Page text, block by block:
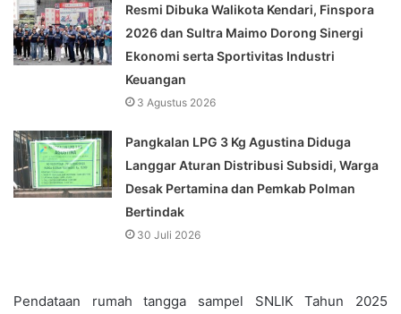
Resmi Dibuka Walikota Kendari, Finspora
2026 dan Sultra Maimo Dorong Sinergi
Ekonomi serta Sportivitas Industri
Keuangan
3 Agustus 2026
Pangkalan LPG 3 Kg Agustina Diduga
Langgar Aturan Distribusi Subsidi, Warga
Desak Pertamina dan Pemkab Polman
Bertindak
30 Juli 2026
Pendataan rumah tangga sampel SNLIK Tahun 2025